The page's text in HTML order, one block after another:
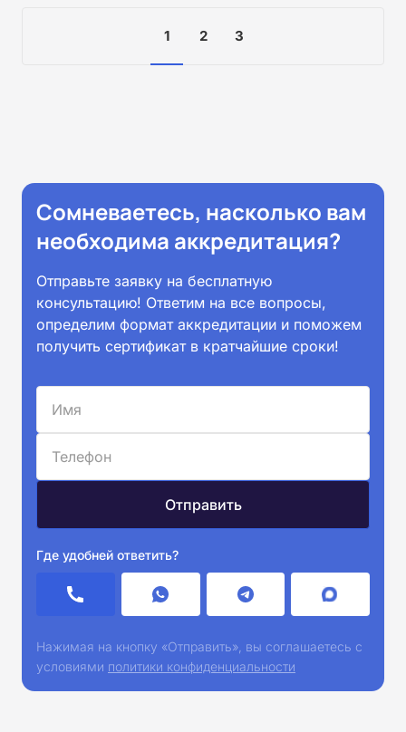
1 2 3
Сомневаетесь, насколько вам
необходима аккредитация?
Отправьте заявку на бесплатную
консультацию! Ответим на все вопросы,
определим формат аккредитации и поможем
получить сертификат в кратчайшие сроки!
Где удобней ответить?
Нажимая на кнопку «Отправить», вы соглашаетесь с
условиями политики конфиденциальности